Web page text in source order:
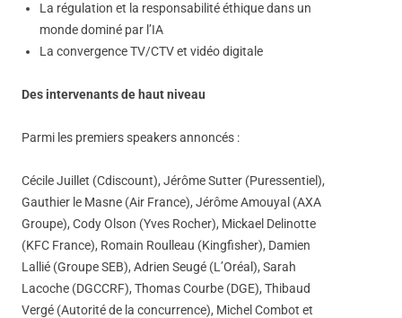
La régulation et la responsabilité éthique dans un
monde dominé par l’IA
La convergence TV/CTV et vidéo digitale
Des intervenants de haut niveau
Parmi les premiers speakers annoncés :
Cécile Juillet (Cdiscount), Jérôme Sutter (Puressentiel),
Gauthier le Masne (Air France), Jérôme Amouyal (AXA
Groupe), Cody Olson (Yves Rocher), Mickael Delinotte
(KFC France), Romain Roulleau (Kingfisher), Damien
Lallié (Groupe SEB), Adrien Seugé (L’Oréal), Sarah
Lacoche (DGCCRF), Thomas Courbe (DGE), Thibaud
Vergé (Autorité de la concurrence), Michel Combot et